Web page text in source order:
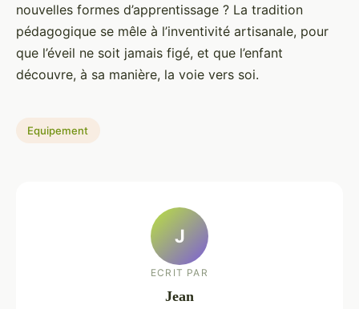
nouvelles formes d’apprentissage ? La tradition
pédagogique se mêle à l’inventivité artisanale, pour
que l’éveil ne soit jamais figé, et que l’enfant
découvre, à sa manière, la voie vers soi.
Equipement
J
ECRIT PAR
Jean